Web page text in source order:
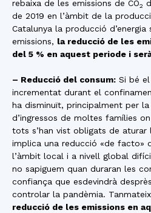
rebaixa de les emissions de CO2
de 2019 en l’àmbit de la
Catalunya la producció d’energia
emissions, la reducció de les
del 5 % en aquest periode i
– Reducció del consum: Si bé
incrementat durant el
ha disminuït, principalment per
d’ingressos de moltes famílies
tots s’han vist obligats de aturar
implica una reducció «de facto»
l’àmbit local i a nivell global
no sapiguem quan duraran les
confiança que esdevindrà
controlar la pandèmia.
reducció de les emissions en